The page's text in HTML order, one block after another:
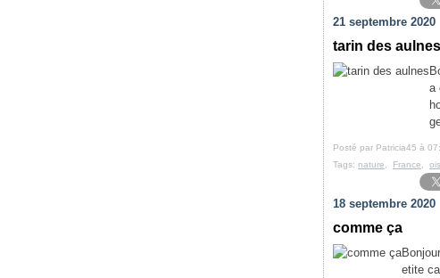
21 septembre 2020
tarin des aulnes
a
Posté par Patricia45 à
Tags: nature France
18 septembre 2020
comme ça
etite